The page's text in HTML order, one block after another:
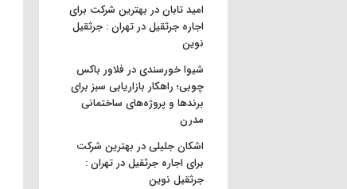
امید تاباندر بهترین شرکت برای
اجاره جرثقیل در تهران : جرثقیل
نوین
شیوا خورسندیدر فلاور باکس
چوبی؛ راهکار بازاریابی سبز برای
برندها و پروژه‌های ساختمانی
مدرن
اشکان جلیلیدر بهترین شرکت
برای اجاره جرثقیل در تهران :
جرثقیل نوین